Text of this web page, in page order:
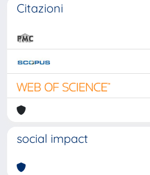
Citazioni
social impact